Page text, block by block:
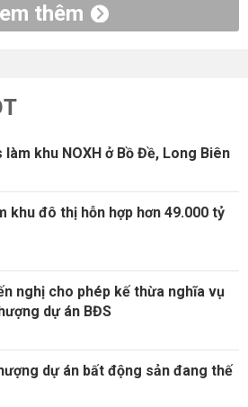
thêm
khu NOXH ở Bồ Đề, Long Biên
khu đô thị hỗn hợp hơn 49.000 tỷ
nghị cho phép kế thừa nghĩa vụ
dự án BĐS
dự án bất động sản đang thế